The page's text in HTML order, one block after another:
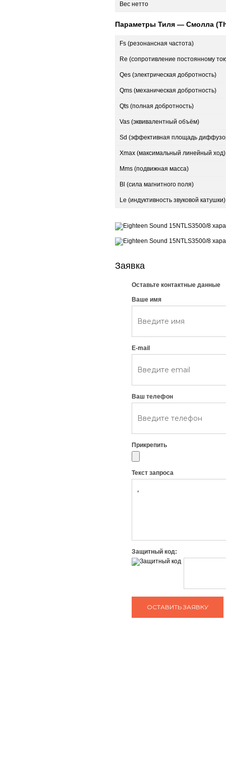
Вес нетто
Параметры Тиля — Смолла
Fs (резонансная частота)
Re (сопротивление постоянному
Qes (электрическая добротность)
Qms (механическая добротность)
Qts (полная добротность)
Vas (эквивалентный объём)
Sd (эффективная площадь
Xmax (максимальный линейный ход)
Mms (подвижная масса)
Bl (сила магнитного поля)
Le (индуктивность звуковой катушки)
Заявка
Оставьте контактные данные
Ваше имя
E-mail
Ваш телефон
Прикрепить
Текст запроса
Защитный код: